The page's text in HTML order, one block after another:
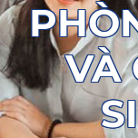
VÀ